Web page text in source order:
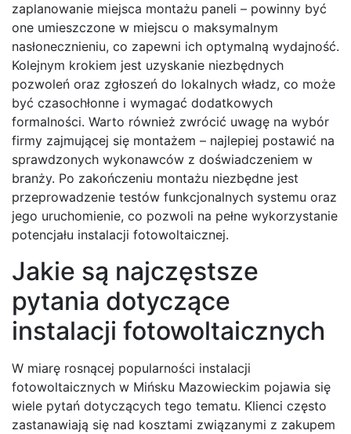
zaplanowanie miejsca montażu paneli – powinny być
one umieszczone w miejscu o maksymalnym
nasłonecznieniu, co zapewni ich optymalną wydajność.
Kolejnym krokiem jest uzyskanie niezbędnych
pozwoleń oraz zgłoszeń do lokalnych władz, co może
być czasochłonne i wymagać dodatkowych
formalności. Warto również zwrócić uwagę na wybór
firmy zajmującej się montażem – najlepiej postawić na
sprawdzonych wykonawców z doświadczeniem w
branży. Po zakończeniu montażu niezbędne jest
przeprowadzenie testów funkcjonalnych systemu oraz
jego uruchomienie, co pozwoli na pełne wykorzystanie
potencjału instalacji fotowoltaicznej.
Jakie są najczęstsze
pytania dotyczące
instalacji fotowoltaicznych
W miarę rosnącej popularności instalacji
fotowoltaicznych w Mińsku Mazowieckim pojawia się
wiele pytań dotyczących tego tematu. Klienci często
zastanawiają się nad kosztami związanymi z zakupem